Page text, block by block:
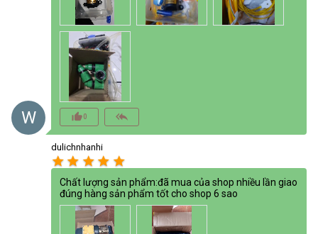
W thumb_up_alt0 reply_all
dulichnhanhi
star star star star star
Chất lượng sản phẩm:đã mua của shop nhiều lần giao
đúng hàng sản phẩm tốt cho shop 6 sao